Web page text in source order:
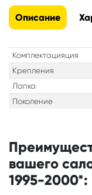
Описание
Комплектацияция
Крепления
Лапка
Поколение
вашего
1995-2000*: